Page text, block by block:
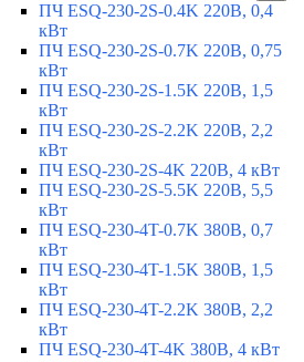
ПЧ ESQ-230-2S-0.4K 220В, 0,4
кВт
ПЧ ESQ-230-2S-0.7K 220В, 0,75
кВт
ПЧ ESQ-230-2S-1.5K 220В, 1,5
кВт
ПЧ ESQ-230-2S-2.2K 220В, 2,2
кВт
ПЧ ESQ-230-2S-4K 220В, 4 кВт
ПЧ ESQ-230-2S-5.5K 220В, 5,5
кВт
ПЧ ESQ-230-4T-0.7K 380В, 0,7
кВт
ПЧ ESQ-230-4T-1.5K 380В, 1,5
кВт
ПЧ ESQ-230-4T-2.2K 380В, 2,2
кВт
ПЧ ESQ-230-4T-4K 380В, 4 кВт